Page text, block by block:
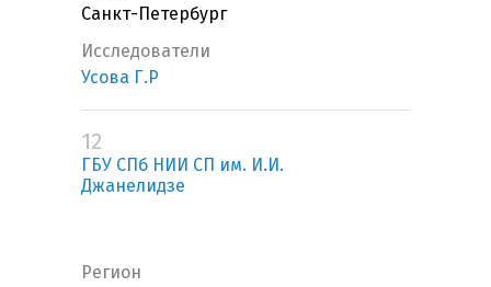
Санкт-Петербург
Исследователи
Усова Г.Р
12
ГБУ СПб НИИ СП им. И.И.
Джанелидзе
Регион